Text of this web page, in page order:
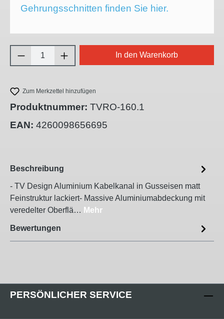
Gehrungsschnitten finden Sie hier.
Produkt Anzahl: Gib den gewünschten
In den Warenkorb
Zum Merkzettel hinzufügen
Produktnummer: TVRO-160.1
EAN: 4260098656695
Beschreibung
- TV Design Aluminium Kabelkanal in Gusseisen matt
Feinstruktur lackiert- Massive Aluminiumabdeckung mit
veredelter Oberflä… Mehr
Bewertungen
PERSÖNLICHER SERVICE